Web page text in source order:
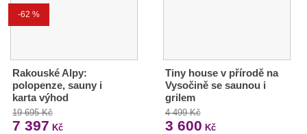
-62 %
Rakouské Alpy:
polopenze, sauny i
karta výhod
19 695 Kč
7 397 Kč
Tiny house v přírodě na
Vysočině se saunou i
grilem
4 499 Kč
3 600 Kč